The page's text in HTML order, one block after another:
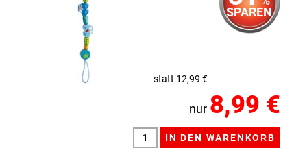
SPAREN
statt 12,99 €
nur 8,99 €